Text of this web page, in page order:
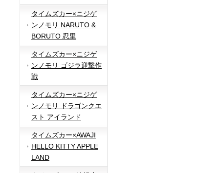
タイムズカー×ニジゲ
ンノモリ NARUTO &
BORUTO 忍里
タイムズカー×ニジゲ
ンノモリ ゴジラ迎撃作
戦
タイムズカー×ニジゲ
ンノモリ ドラゴンクエ
スト アイランド
タイムズカー×AWAJI
HELLO KITTY APPLE
LAND